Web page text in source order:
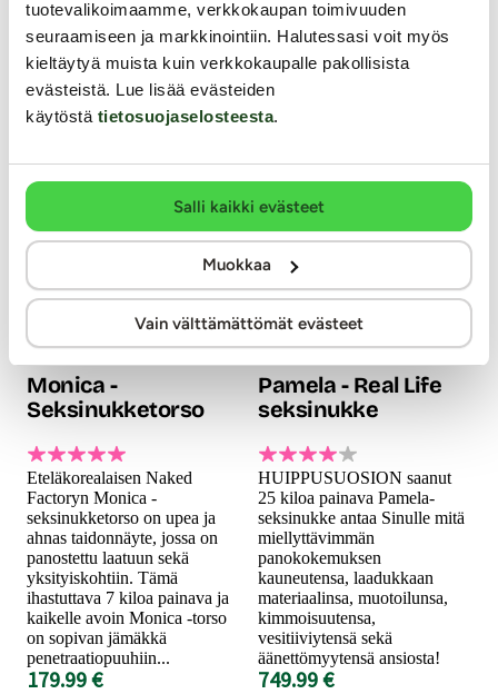
tuotevalikoimaamme, verkkokaupan toimivuuden
seuraamiseen ja markkinointiin. Halutessasi voit myös
kieltäytyä muista kuin verkkokaupalle pakollisista
evästeistä. Lue lisää evästeiden
käytöstä tietosuojaselosteesta.
Salli kaikki evästeet
Muokkaa
Vain välttämättömät evästeet
vaginasta samanaikaisesti niin
Two Girls on vastaus
unelmiisi.
145.99 €
tämän ihmisen ihoa
maukkaasti jäljittelevään
anaaliin.
199.99 €
Naked Factory
Monica -
Seksinukketorso
Eteläkorealaisen Naked
Factoryn Monica -
seksinukketorso on upea ja
ahnas taidonnäyte, jossa on
panostettu laatuun sekä
yksityiskohtiin. Tämä
ihastuttava 7 kiloa painava ja
kaikelle avoin Monica -torso
on sopivan jämäkkä
penetraatiopuuhiin...
179.99 €
Pamela - Real Life
seksinukke
HUIPPUSUOSION saanut
25 kiloa painava Pamela-
seksinukke antaa Sinulle mitä
miellyttävimmän
panokokemuksen
kauneutensa, laadukkaan
materiaalinsa, muotoilunsa,
kimmoisuutensa,
vesitiiviytensä sekä
äänettömyytensä ansiosta!
749.99 €